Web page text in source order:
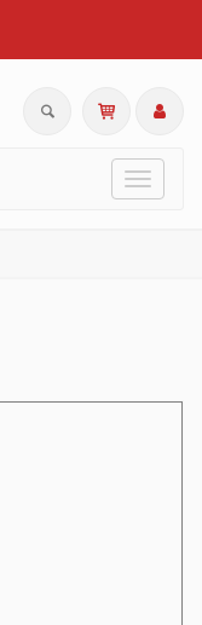
Toggle